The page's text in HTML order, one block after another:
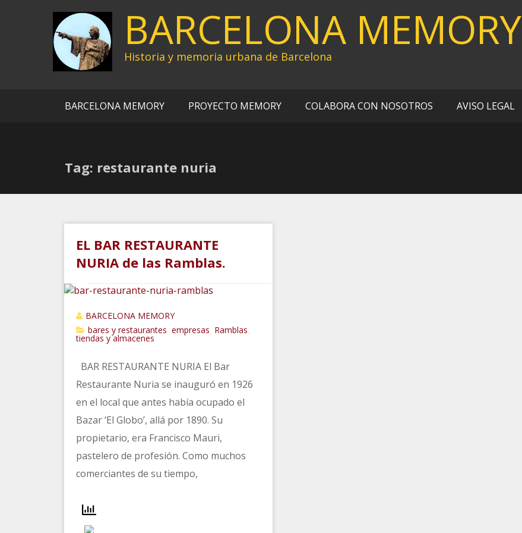
BARCELONA MEMORY
Historia y memoria urbana de Barcelona
BARCELONA MEMORY PROYECTO MEMORY COLABORA CON NOSOTROS AVISO LEGAL
Tag: restaurante nuria
EL BAR RESTAURANTE
NURIA de las Ramblas.
BARCELONA MEMORY
bares y restaurantes empresas Ramblas
tiendas y almacenes
BAR RESTAURANTE NURIA El Bar
Restaurante Nuria se inauguró en 1926
en el local que antes había ocupado el
Bazar ‘El Globo’, allá por 1890. Su
propietario, era Francisco Mauri,
pastelero de profesión. Como muchos
comerciantes de su tiempo,